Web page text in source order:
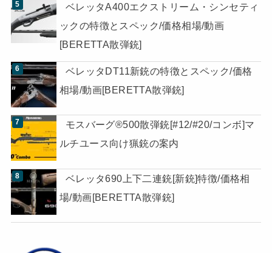
ベレッタA400エクストリーム・シンセティ
ックの特徴とスペック/価格相場/動画
[BERETTA散弾銃]
ベレッタDT11新銃の特徴とスペック/価格
相場/動画[BERETTA散弾銃]
モスバーグ®500散弾銃[#12/#20/コンボ]マ
ルチユース向け猟銃の案内
ベレッタ690上下二連銃[新銃]特徴/価格相
場/動画[BERETTA散弾銃]